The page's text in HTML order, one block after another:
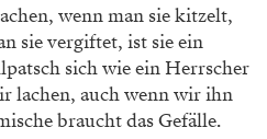
wenn man sie kitzelt,
sie vergiftet, ist sie ein
sich wie ein Herrscher
lachen, auch wenn wir ihn
braucht das Gefälle.